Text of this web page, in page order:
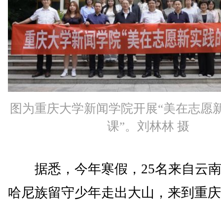
图为重庆大学新闻学院开展“美在志愿
课”。刘林林 摄
据悉，今年寒假，25名来自云南
哈尼族留守少年走出大山，来到重